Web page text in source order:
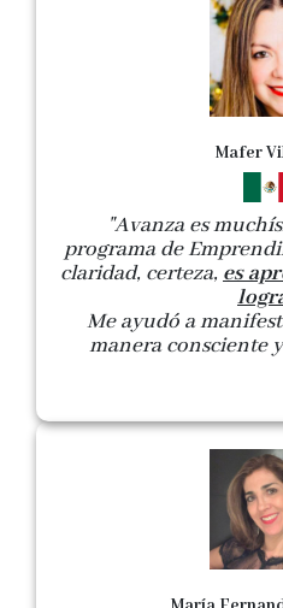
Mafer
"Avanza es
programa de
claridad, certeza, es
Me ayudó a
manera consciente